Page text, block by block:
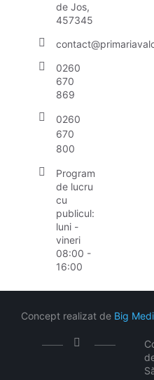
de Jos,
457345
0260
670
869
0260
670
800
Program
de lucru
cu
publicul:
luni -
vineri
08:00 -
16:00
Concept realizat de Big